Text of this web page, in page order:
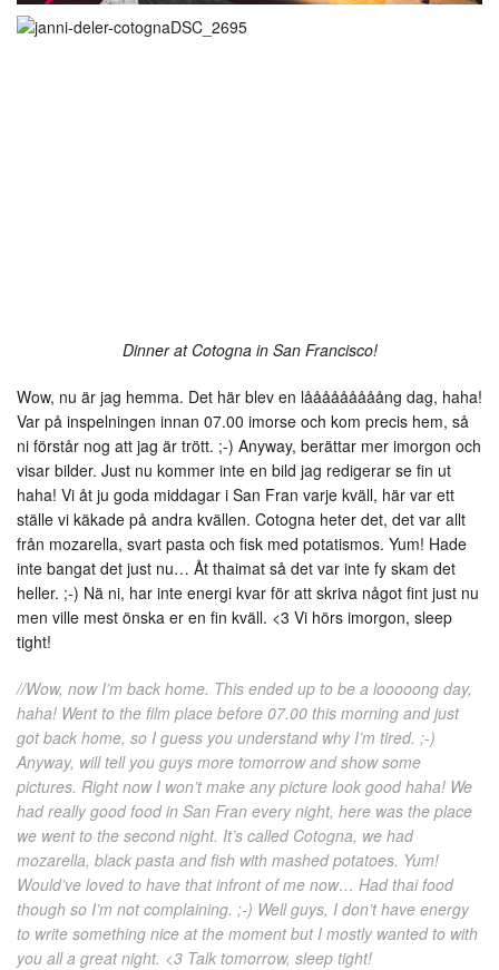
Dinner at Cotogna in San Francisco!
Wow, nu är jag hemma. Det här blev en lååååååååång dag, haha!
Var på inspelningen innan 07.00 imorse och kom precis hem, så
ni förstår nog att jag är trött. ;-) Anyway, berättar mer imorgon och
visar bilder. Just nu kommer inte en bild jag redigerar se fin ut
haha! Vi åt ju goda middagar i San Fran varje kväll, här var ett
ställe vi käkade på andra kvällen. Cotogna heter det, det var allt
från mozarella, svart pasta och fisk med potatismos. Yum! Hade
inte bangat det just nu… Åt thaimat så det var inte fy skam det
heller. ;-) Nä ni, har inte energi kvar för att skriva något fint just nu
men ville mest önska er en fin kväll. <3 Vi hörs imorgon, sleep
tight!
//Wow, now I’m back home. This ended up to be a looooong day,
haha! Went to the film place before 07.00 this morning and just
got back home, so I guess you understand why I’m tired. ;-)
Anyway, will tell you guys more tomorrow and show some
pictures. Right now I won’t make any picture look good haha! We
had really good food in San Fran every night, here was the place
we went to the second night. It’s called Cotogna, we had
mozarella, black pasta and fish with mashed potatoes. Yum!
Would’ve loved to have that infront of me now… Had thai food
though so I’m not complaining. ;-) Well guys, I don’t have energy
to write something nice at the moment but I mostly wanted to with
you all a great night. <3 Talk tomorrow, sleep tight!